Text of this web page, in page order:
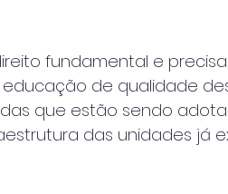
fundamental e
de qualidade
que estão sendo
das unidades já